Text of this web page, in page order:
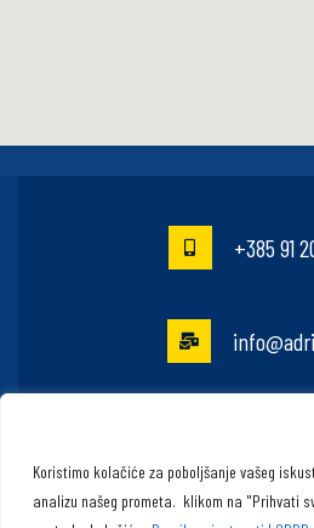
Koristimo kolačiće za poboljšanje vašeg
analizu našeg prometa. klikom na "Prihvati
+385 91